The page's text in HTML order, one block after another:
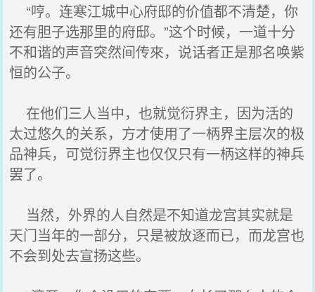
“哼。连寒江城中心府邸的价值都不清楚，你
还有胆子选那里的府邸。”这个时候，一道十分
不和谐的声音突然间传來，说话者正是那名唤紫
恒的公子。
在他们三人当中，也就觉衍界主，因为活的
太过悠久的关系，方才使用了一柄界主层次的极
品神兵，可觉衍界主也仅仅只有一柄这样的神兵
罢了。
当然，外界的人自然是不知道龙宫其实就是
天门当年的一部分，只是被放逐而已，而龙宫也
不会到处去宣扬这些。